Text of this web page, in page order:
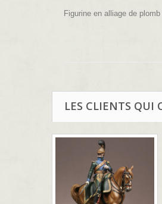
Figurine en alliage de
LES CLIENTS QUI